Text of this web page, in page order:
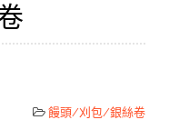
饅頭/刈包/銀絲卷